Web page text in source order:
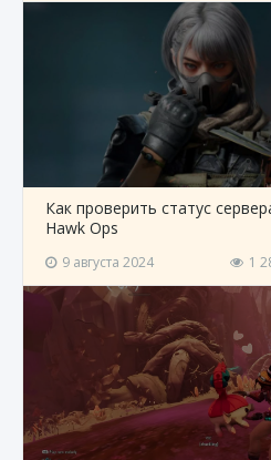
Как проверить статус
Hawk Ops
9 августа 2024 1